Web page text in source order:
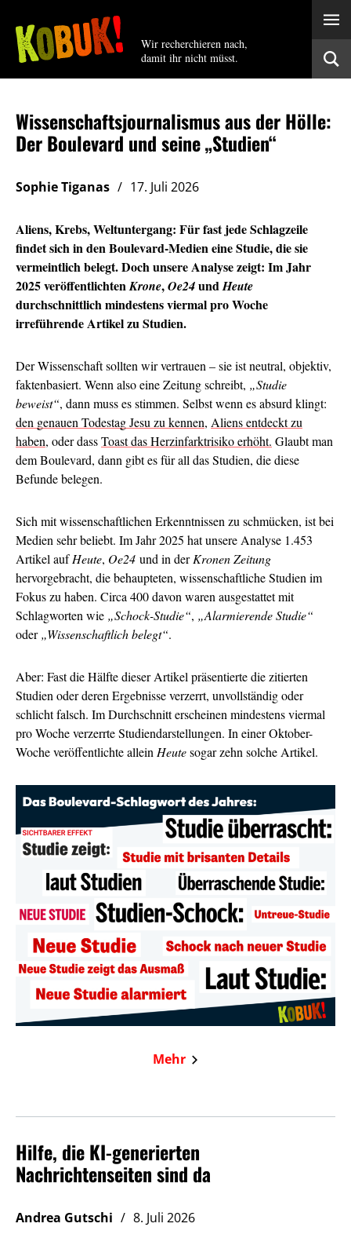
Wir recherchieren nach,
damit ihr nicht müsst.
Wissenschaftsjournalismus aus der Hölle:
Der Boulevard und seine „Studien“
Sophie Tiganas 17. Juli 2026
Aliens, Krebs, Weltuntergang: Für fast jede Schlagzeile
findet sich in den Boulevard-Medien eine Studie, die sie
vermeintlich belegt. Doch unsere Analyse zeigt: Im Jahr
2025 veröffentlichtenKrone,Oe24undHeute
durchschnittlich mindestens viermal pro Woche
irreführende Artikel zu Studien.
Der Wissenschaft sollten wir vertrauen – sie ist neutral, objektiv,
faktenbasiert. Wenn also eine Zeitung schreibt, „Studie
beweist“, dann muss es stimmen. Selbst wenn es absurd klingt:
den genauen Todestag Jesu zu kennen, Aliens entdeckt zu
haben, oder dassToast das Herzinfarktrisiko erhöht. Glaubt man
dem Boulevard, dann gibt es für all das Studien, die diese
Befunde belegen.
Sich mit wissenschaftlichen Erkenntnissen zu schmücken, ist bei
Medien sehr beliebt. Im Jahr 2025 hat unsere Analyse 1.453
Artikel aufHeute, Oe24 und in derKronen Zeitung
hervorgebracht, die behaupteten, wissenschaftliche Studien im
Fokus zu haben. Circa 400 davon waren ausgestattet mit
Schlagworten wie „Schock-Studie“, „Alarmierende Studie“
oder„Wissenschaftlich belegt“.
Aber: Fast die Hälfte dieser Artikel präsentierte die zitierten
Studien oder deren Ergebnisse verzerrt, unvollständig oder
schlicht falsch. Im Durchschnitt erscheinen mindestens viermal
pro Woche verzerrte Studiendarstellungen. In einer Oktober-
Woche veröffentlichte allein Heutesogar zehn solche Artikel.
Mehr
Hilfe, die KI-generierten
Nachrichtenseiten sind da
Andrea Gutschi 8. Juli 2026